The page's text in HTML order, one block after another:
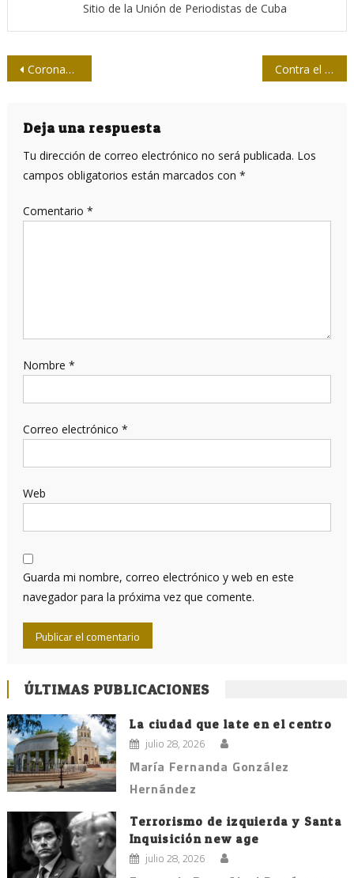
Sitio de la Unión de Periodistas de Cuba
Navegación
entradas
Coronavirus: Aumenta la confianza en el periodismo y cae en las redes sociales, según estudios en Reino Unido Contra el virus, responsabilidad
Deja una respuesta
Tu dirección de correo electrónico no será publicada. Los
campos obligatorios están marcados con *
Comentario *
Nombre *
Correo electrónico *
Web
Guarda mi nombre, correo electrónico y web en este
navegador para la próxima vez que comente.
ÚLTIMAS PUBLICACIONES
La ciudad que late en el centro
julio 28, 2026
María Fernanda González
Hernández
Terrorismo de izquierda y Santa
Inquisición new age
julio 28, 2026